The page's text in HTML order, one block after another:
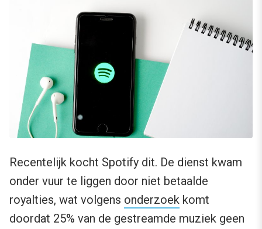
Recentelijk kocht Spotify dit. De dienst kwam
onder vuur te liggen door niet betaalde
royalties, wat volgens onderzoek komt
doordat 25% van de gestreamde muziek geen